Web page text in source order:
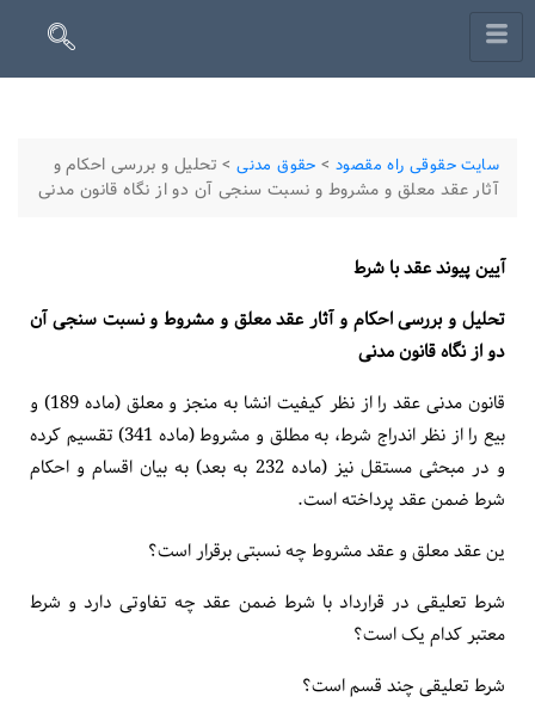
سایت حقوقی راه مقصود > حقوق مدنی> تحلیل و بررسی احکام و
آثار عقد معلق و مشروط و نسبت سنجی آن دو از نگاه قانون مدنی
آیین پیوند عقد با شرط
تحلیل و بررسی احکام و آثار عقد معلق و مشروط و نسبت­ سنجی آن
دو از نگاه قانون مدنی
قانون مدنی عقد را از نظر کیفیت انشا به منجز و معلق (ماده 189) و
بیع را از نظر اندراج شرط، به مطلق و مشروط (ماده 341) تقسیم کرده
و در مبحثی مستقل نیز (ماده 232 به بعد) به بیان اقسام و احکام
شرط ضمن عقد پرداخته است.
ین عقد معلق و عقد مشروط چه نسبتی برقرار است؟
شرط تعلیقی در قرارداد با شرط ضمن عقد چه تفاوتی دارد و شرط
معتبر کدام یک است؟
شرط تعلیقی چند قسم است؟